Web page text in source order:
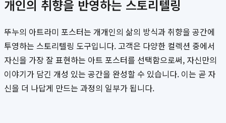
개인의 취향을 반영하는 스토리텔링
뚜누의 아트라미 포스터는 개개인의 삶의 방식과 취향을 공간에
투영하는 스토리텔링 도구입니다. 고객은 다양한 컬렉션 중에서
자신을 가장 잘 표현하는 아트 포스터를 선택함으로써, 자신만의
이야기가 담긴 개성 있는 공간을 완성할 수 있습니다. 이는 곧 자
신을 더 나답게 만드는 과정의 일부가 됩니다.